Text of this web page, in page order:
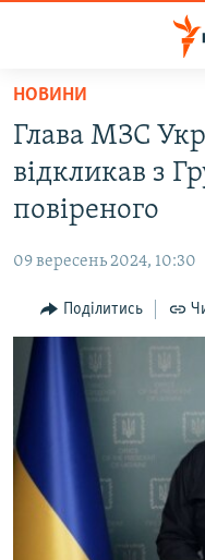
Перейти
основного
матеріалу
Перейти
до
основної
навігації
Перейти
до
пошуку
ВІДЕО ТА ФОТО
БЛОГИ
ПОГЛЯД
ІНТЕРВ'Ю
ВСЕ ЗА ДЕНЬ
СПЕЦПРОЕКТИ
ДЕПОРТАЦІЯ
ВІДЕОУРОКИ «ELIFBE»
СВІДЧЕННЯ ОКУПАЦІЇ
ЯК ОБІЙТИ
Русский
НОВИНИ
Глава МЗС
відкликав з
повіреного
09 вересень 2024, 10:30
Поділитись